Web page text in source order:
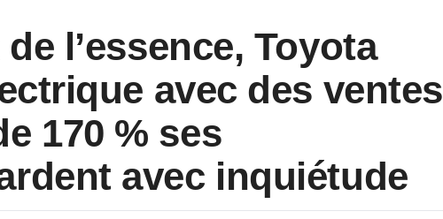
l’essence, Toyota
avec des ventes
170 % ses
avec inquiétude